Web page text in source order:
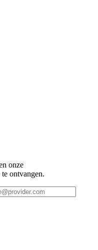
onze
ontvangen.